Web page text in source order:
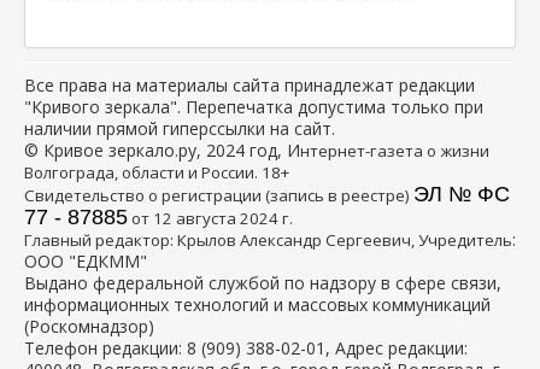
Все права на материалы сайта принадлежат редакции
"Кривого зеркала". Перепечатка допустима только при
наличии прямой гиперссылки на сайт.
© Кривое зеркало.ру, 2024 год, Интернет-газета о жизни
Волгограда, области и России. 18+
Свидетельство о регистрации (запись в реестре) ЭЛ № ФС
77 - 87885от 12 августа 2024 г.
Главный редактор: Крылов Александр Сергеевич, Учредитель:
ООО "ЕДКММ"
Выдано федеральной службой по надзору в сфере связи,
информационных технологий и массовых коммуникаций
(Роскомнадзор)
Телефон редакции: 8 (909) 388-02-01 , Адрес редакции: